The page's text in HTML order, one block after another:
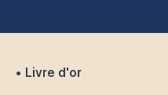
Livre d'or